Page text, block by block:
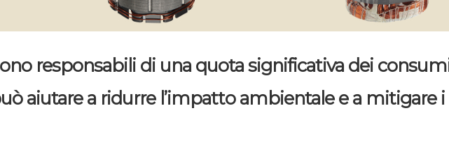
responsabili di una quota significativa dei
aiutare a ridurre l’impatto ambientale e a